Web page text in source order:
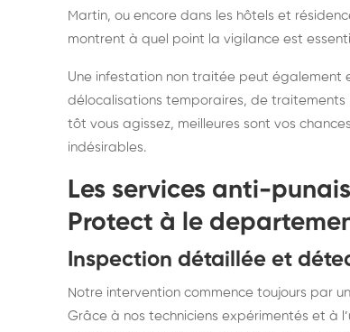
Martin, ou encore dans les hôtels et
montrent à quel point la vigilance est
Une infestation non traitée peut également
délocalisations temporaires, de traitements
tôt vous agissez, meilleures sont vos
indésirables.
Les services anti-
Protect à le
Inspection détaillée et
Notre intervention commence toujours par
Grâce à nos techniciens expérimentés et à